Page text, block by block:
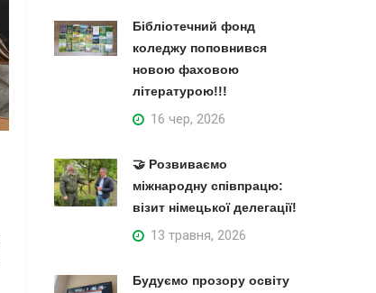
Бібліотечний фонд
коледжу поповнився
новою фаховою
літературою!!!
16 чер, 2026
🤝 Розвиваємо
міжнародну співпрацю:
візит німецької делегації!
13 травня, 2026
Будуємо прозору освіту